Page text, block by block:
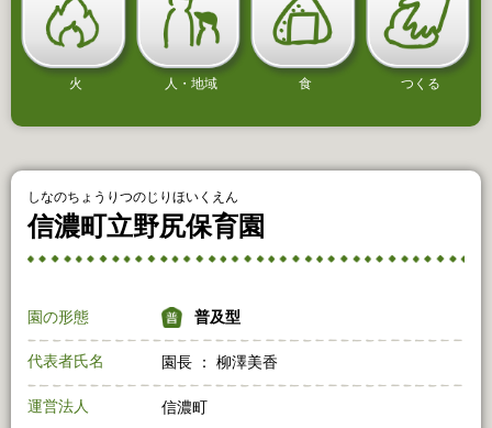
火 人・地域 食 つくる
しなのちょうりつのじりほいくえん
信濃町立野尻保育園
園の形態 普及型
代表者氏名 園長 ： 柳澤美香
運営法人 信濃町